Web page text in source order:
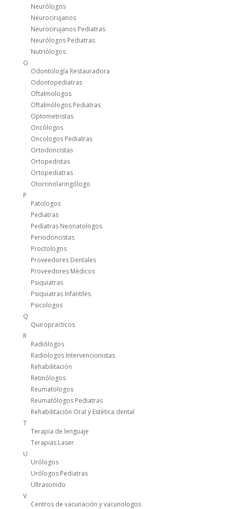
Neurólogos
Neurocirujanos
Neurocirujanos Pediatras
Neurólogos Pediatras
Nutriólogos
O
Odontología Restauradora
Odontopediatras
Oftalmologos
Oftalmólogos Pediatras
Optometristas
Oncólogos
Oncologos Pediatras
Ortodoncistas
Ortopedistas
Ortopediatras
Otorrinolaringólogo
P
Patologos
Pediatras
Pediatras Neonatologos
Periodoncistas
Proctologos
Proveedores Dentales
Proveedores Médicos
Psiquiatras
Psiquiatras Infantiles
Psicologos
Q
Quiropracticos
R
Radiólogos
Radiologos Intervencionistas
Rehabilitación
Retinólogos
Reumatologos
Reumatólogos Pediatras
Rehabilitación Oral y Estética dental
T
Terapia de lenguaje
Terapias Laser
U
Urólogos
Urólogos Pediatras
Ultrasonido
V
Centros de vacunación y vacunologos